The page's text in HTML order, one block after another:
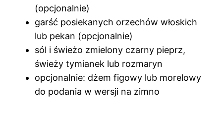
(opcjonalnie)
garść posiekanych orzechów włoskich
lub pekan (opcjonalnie)
sól i świeżo zmielony czarny pieprz,
świeży tymianek lub rozmaryn
opcjonalnie: dżem figowy lub morelowy
do podania w wersji na zimno